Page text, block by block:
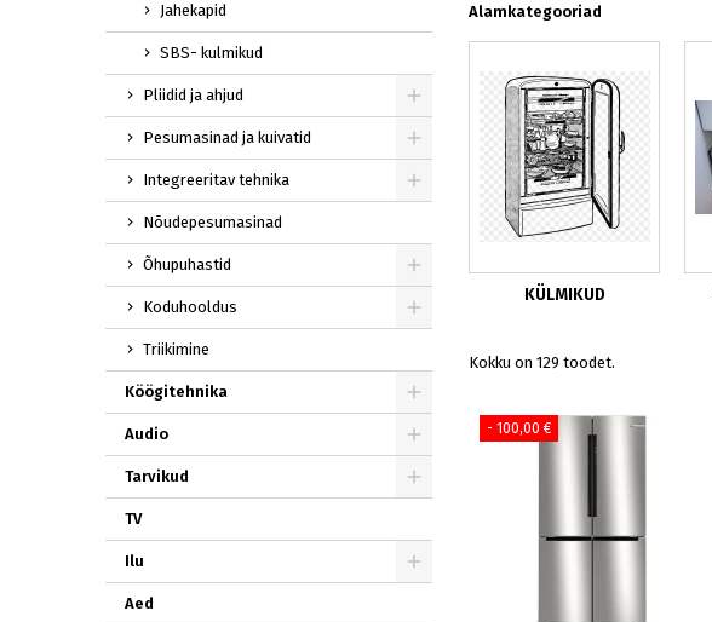
Jahekapid
SBS- kulmikud
Pliidid ja ahjud
Pesumasinad ja kuivatid
Integreeritav tehnika
Nõudepesumasinad
Õhupuhastid
Koduhooldus
Triikimine
Köögitehnika
Audio
Tarvikud
TV
Ilu
Aed
Alamkategooriad
KÜLMIKUD
Kokku on 129 toodet.
- 100,00 €